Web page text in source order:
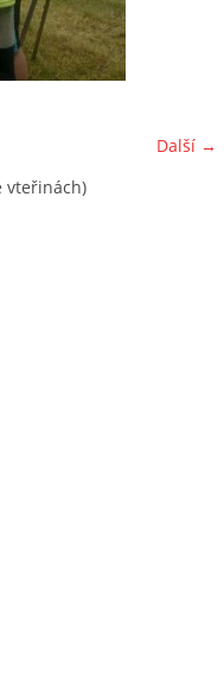
Další →
vteřinách)